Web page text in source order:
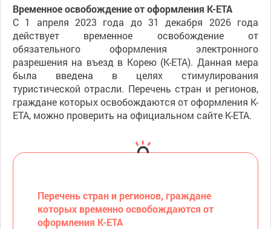
Временное освобождение от оформления K-ETA
С 1 апреля 2023 года до 31 декабря 2026 года
действует временное освобождение от
обязательного оформления электронного
разрешения на въезд в Корею (K-ETA). Данная мера
была введена в целях стимулирования
туристической отрасли. Перечень стран и регионов,
граждане которых освобождаются от оформления K-
ETA, можно проверить на официальном сайте K-ETA.
Перечень стран и регионов, граждане
которых временно освобождаются от
оформления K-ETA